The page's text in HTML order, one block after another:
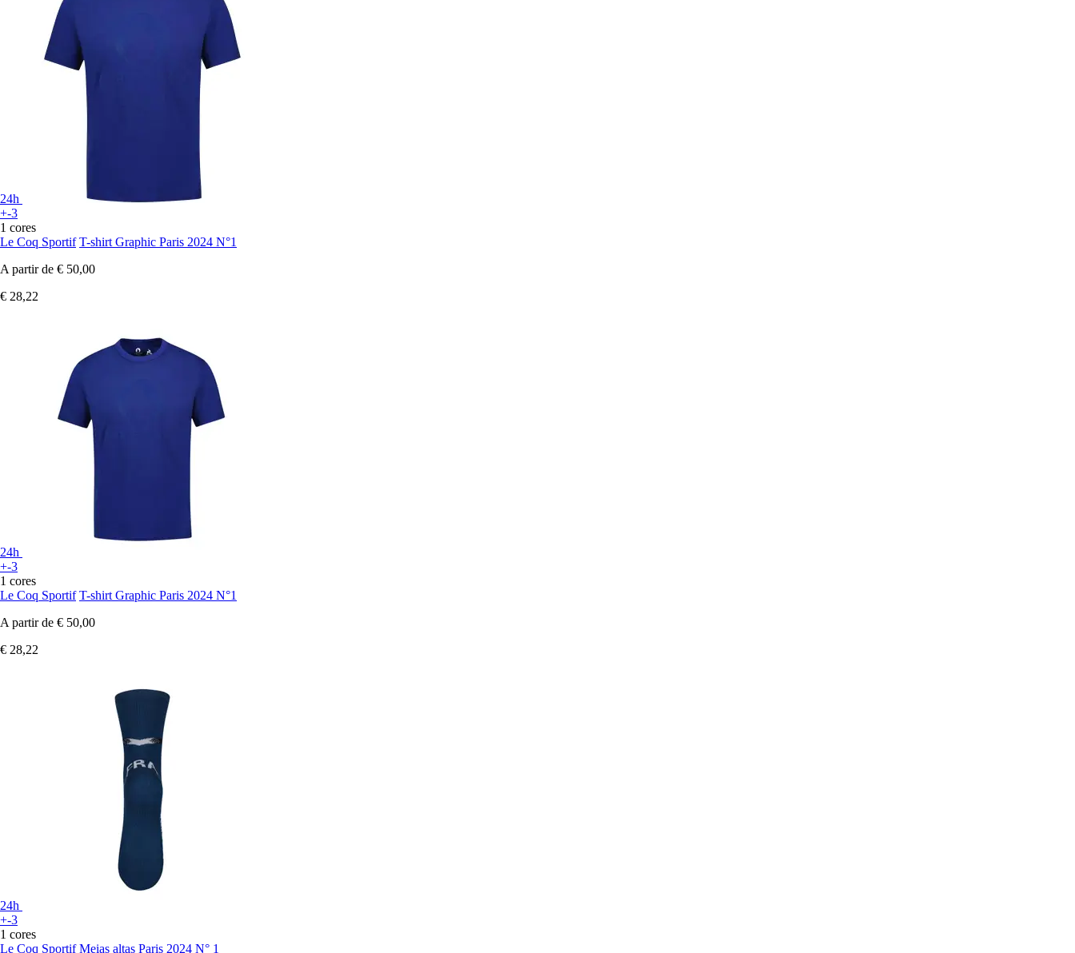
24h
+-3
1 cores
Le Coq Sportif T-shirt Graphic Paris 2024 N°1
A partir de € 50,00
€ 28,22
24h
+-3
1 cores
Le Coq Sportif T-shirt Graphic Paris 2024 N°1
A partir de € 50,00
€ 28,22
24h
+-3
1 cores
Le Coq Sportif Meias altas Paris 2024 N° 1